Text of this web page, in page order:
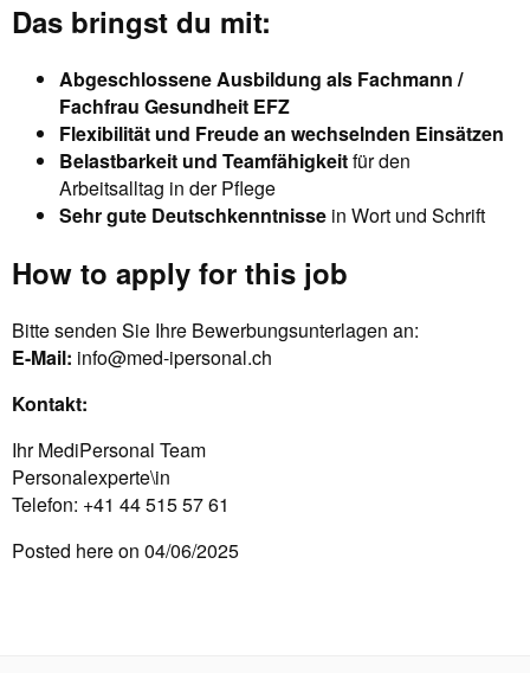
Das bringst du mit:
Abgeschlossene Ausbildung als Fachmann /
Fachfrau Gesundheit EFZ
Flexibilität und Freude an wechselnden Einsätzen
Belastbarkeit und Teamfähigkeitfür den
Arbeitsalltag in der Pflege
Sehr gute Deutschkenntnisse in Wort und Schrift
How to apply for this job
Bitte senden Sie Ihre Bewerbungsunterlagen an:
E-Mail: info@med-ipersonal.ch
Kontakt:
Ihr MediPersonal Team
Personalexperte\in
Telefon: +41 44 515 57 61
Posted here on 04/06/2025